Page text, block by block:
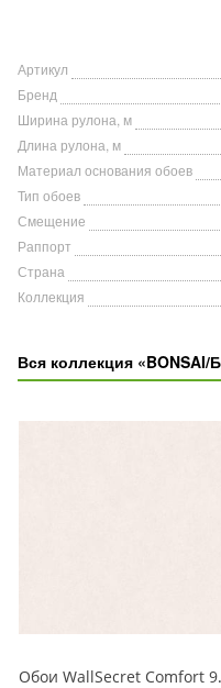
Артикул
Бренд
Ширина рулона, м
Длина рулона, м
Материал основания обоев
Тип обоев
Смещение
Раппорт
Страна
Коллекция
Вся коллекция
Обои